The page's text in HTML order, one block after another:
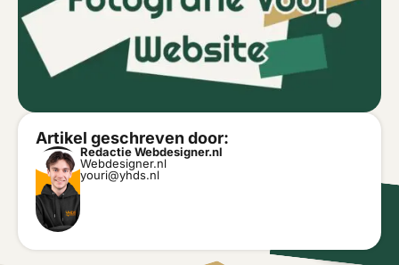
Artikel geschreven door:
Redactie Webdesigner.nl
Webdesigner.nl
youri@yhds.nl